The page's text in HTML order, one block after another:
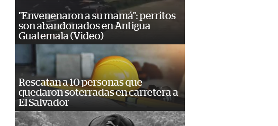
"Envenenaron a su mamá": perritos
son abandonados en Antigua
Guatemala (Video)
Rescatan a 10 personas que
quedaron soterradas en carretera a
El Salvador